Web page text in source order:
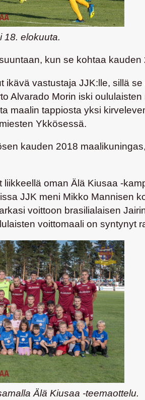
18. elokuuta.
kun se kohtaa
ikävä vastustaja JJK:lle, sillä
Alvarado Morin iski
maalin tappiosta yksi
Ykkösessä.
kauden 2018
oman Älä Kiusaa -
JJK meni Mikko Mannisen
voittoon brasilialaisen
voittomaali on syntynyt
Älä Kiusaa -teemaottelu.